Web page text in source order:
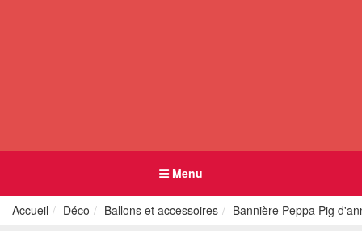
Menu
Accueil Déco Ballons et accessoires Bannière Peppa Pig